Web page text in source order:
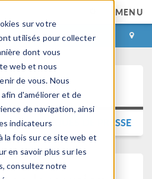
sur votre
utilisés pour collecter
dont vous
web et nous
de vous. Nous
d'améliorer et de
de navigation, ainsi
indicateurs
la fois sur ce site web et
en savoir plus sur les
consultez notre
MENU
CONTACT
COMMUNIQUÉS DE PRESSE